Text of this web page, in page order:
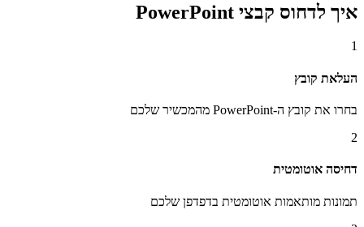
איך לדחוס קבצי PowerPoint
1
העלאת קובץ
בחרו את קובץ ה-PowerPoint מהמכשיר שלכם
2
דחיסה אוטומטית
תמונות מותאמות אוטומטית בדפדפן שלכם